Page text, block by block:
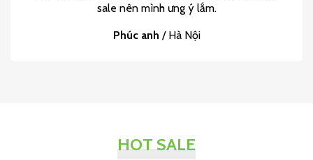
sale nên mình ưng ý lắm.
Phúc anh / Hà Nội
HOT SALE